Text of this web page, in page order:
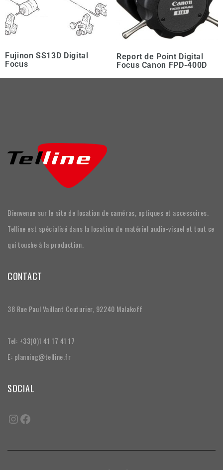
Fujinon SS13D Digital
Focus
Report de Point Digital
Focus Canon FPD-400D
Bienvenue sur le site de location de caméras, optiques et accessoires.
Telline est spécialisé dans la location de matériel audio-visuel et tout ce
qui touche à la production.
CONTACT
38 Rue Paul Vaillant Couturier, 92240 Malakoff
Tel: +33(0)1 41 17 41 17
E: planning@telline.fr
SOCIAL